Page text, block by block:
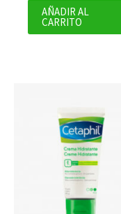
AÑADIR AL
CARRITO